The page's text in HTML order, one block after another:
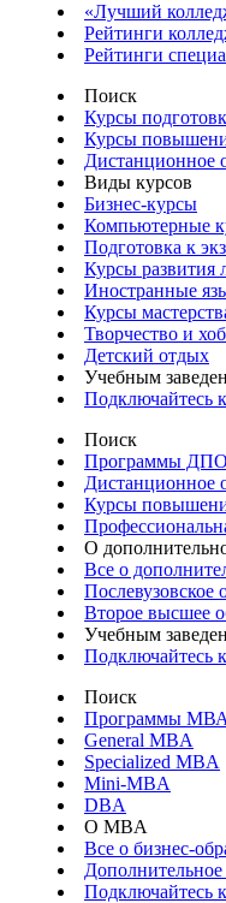
«Лучший
Рейтинги
Рейтинги
Поиск
Курсы
Курсы
Дистанционное
Виды курсов
Бизнес-курсы
Компьютерные
Подготовка к
Курсы развития
Иностранные
Курсы
Творчество и
Детский отдых
Учебным
Подключайтесь
Поиск
Программы ДПО
Дистанционное
Курсы
О
Все о
Послевузовское
Второе высшее
Учебным
Подключайтесь
Поиск
Программы МВА
General MBA
Specialized MBA
Mini-MBA
DBA
О MBA
Все о бизнес-
Дополнительное
Подключайтесь